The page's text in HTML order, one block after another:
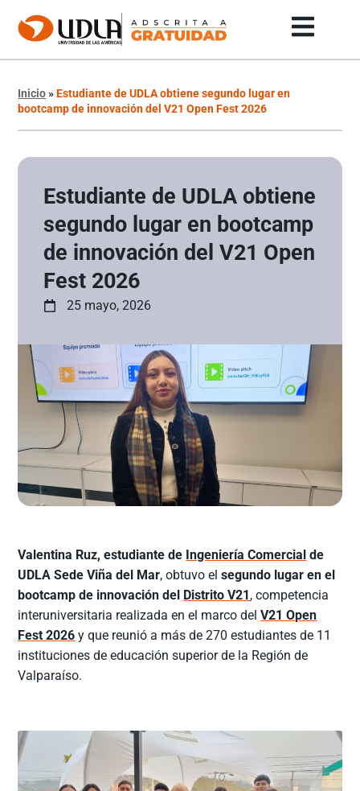
Inicio»Estudiante de UDLA obtiene segundo lugar en
bootcamp de innovación del V21 Open Fest 2026
Estudiante de UDLA obtiene
segundo lugar en bootcamp
de innovación del V21 Open
Fest 2026
25 mayo, 2026
Valentina Ruz, estudiante de Ingeniería Comercial de
UDLA Sede Viña del Mar, obtuvo elsegundo lugar en el
bootcamp de innovación del Distrito V21, competencia
interuniversitaria realizada en el marco delV21 Open
Fest 2026 y que reunió a más de 270 estudiantes de 11
instituciones de educación superior de la Región de
Valparaíso.